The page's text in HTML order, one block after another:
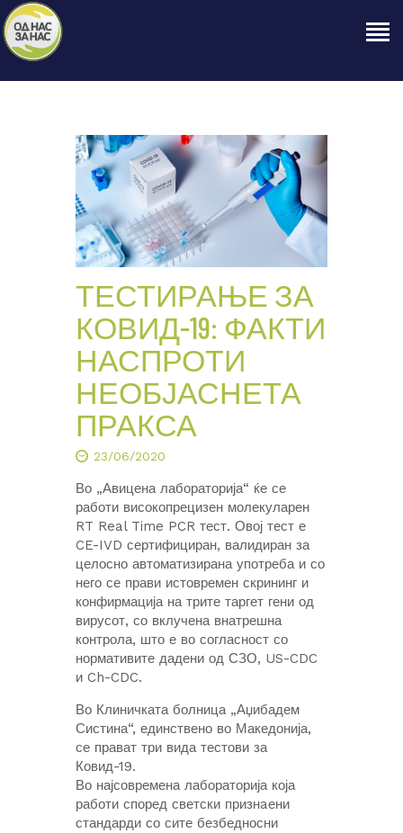
ЗА НАС
НАШЕ ПРАВО
ОБЈАВИ
ПРОЕКТИ
КОНТАКТ
ТЕСТИРАЊЕ ЗА
КОВИД-19: ФАКТИ
НАСПРОТИ
НЕОБЈАСНЕТА
ПРАКСА
23/06/2020
Во „Авицена лабораторија“ ќе се
работи високопрецизен молекуларен
RT Real Time PCR тест. Овој тест е
CE-IVD сертифициран, валидиран за
целосно автоматизирана употреба и со
него се прави истовремен скрининг и
конфирмација на трите таргет гени од
вирусот, со вклучена внатрешна
контрола, што е во согласност со
нормативите дадени од СЗО, US-CDC
и Ch-CDC.
Во Клиничката болница „Аџибадем
Систина“, единствено во Македонија,
се прават три вида тестови за
Ковид-19.
Во најсовремена лабораторија која
работи според светски признaени
стандарди со сите безбедносни